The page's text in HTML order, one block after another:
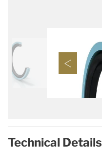
Technical Details